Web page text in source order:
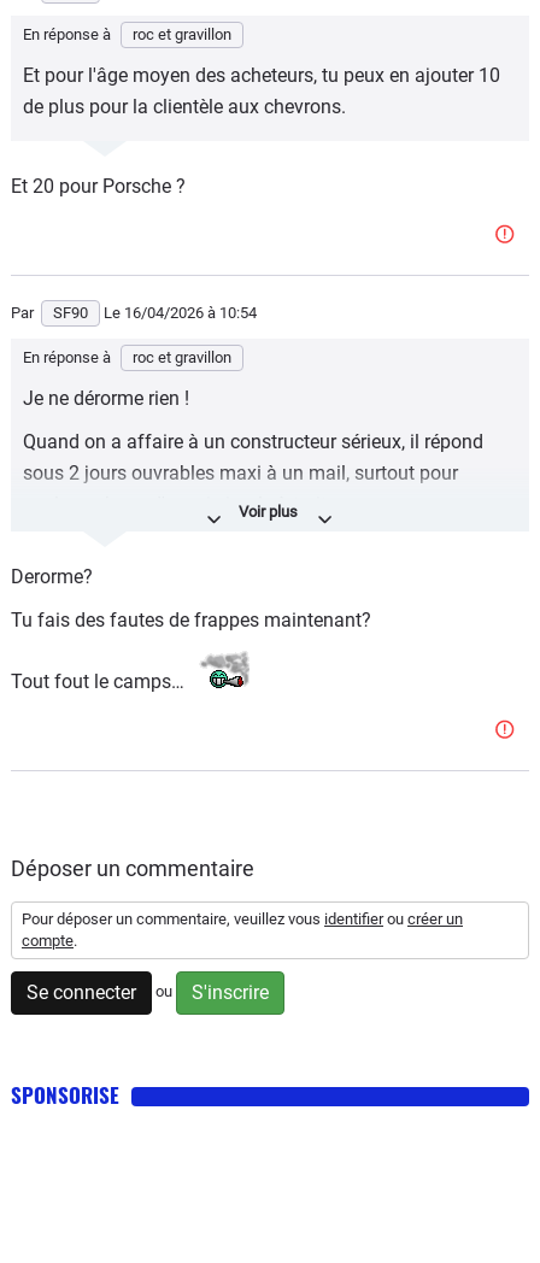
En réponse à roc et gravillon
Et pour l'âge moyen des acheteurs, tu peux en ajouter 10
de plus pour la clientèle aux chevrons.
Et 20 pour Porsche ?
Par SF90 Le 16/04/2026 à 10:54
En réponse à roc et gravillon
Je ne dérorme rien !
Quand on a affaire à un constructeur sérieux, il répond
sous 2 jours ouvrables maxi à un mail, surtout pour
quelque chose d'aussi simple à traiter.
accuse réception d'une demande.
Et bien entendu, il existe bien un réseau de diffusion
https://www.citroen.se/
Bretagne, du grand n'importe quoi !
Avec son cortège de fanboys.
Dont tu es un incontestable digne représentant.
Derorme?
Tu fais des fautes de frappes maintenant?
Tout fout le camps…
Déposer un commentaire
Pour déposer un commentaire, veuillez vous identifierou créer un
compte.
Se connecter ou S'inscrire
SPONSORISE